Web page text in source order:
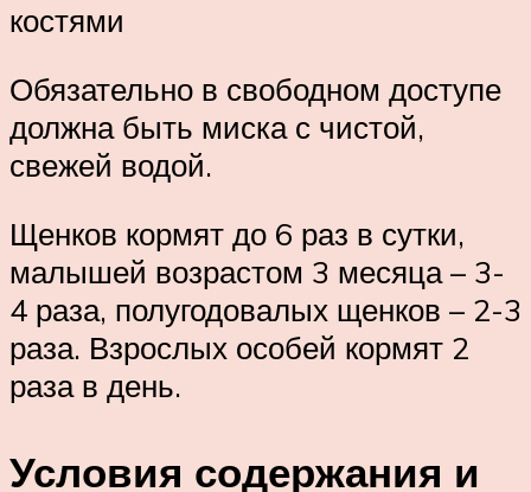
костями
Обязательно в свободном доступе
должна быть миска с чистой,
свежей водой.
Щенков кормят до 6 раз в сутки,
малышей возрастом 3 месяца – 3-
4 раза, полугодовалых щенков – 2-3
раза. Взрослых особей кормят 2
раза в день.
Условия содержания и